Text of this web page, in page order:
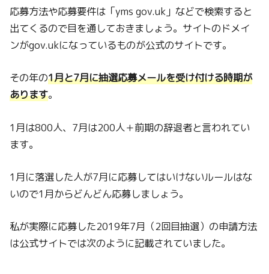
応募方法や応募要件は「yms gov.uk」などで検索すると
出てくるので目を通しておきましょう。サイトのドメイ
ンがgov.ukになっているものが公式のサイトです。
その年の1月と7月に抽選応募メールを受け付ける時期が
あります。
1月は800人、7月は200人＋前期の辞退者と言われてい
ます。
1月に落選した人が7月に応募してはいけないルールはな
いので1月からどんどん応募しましょう。
私が実際に応募した2019年7月（2回目抽選）の申請方法
は公式サイトでは次のように記載されていました。